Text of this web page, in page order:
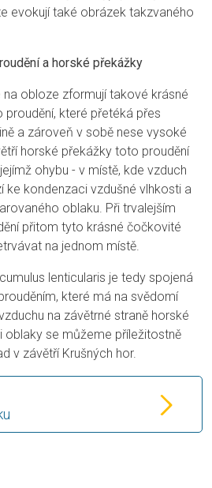
evokují také obrázek takzvaného
a horské překážky
na obloze zformují takové krásné
proudění, které přetéká přes
a zároveň v sobě nese vysoké
horské překážky toto proudění
ohybu - v místě, kde vzduch
ke kondenzaci vzdušné vlhkosti a
oblaku. Při trvalejším
přitom tyto krásné čočkovité
na jednom místě.
lenticularis je tedy spojená
které má na svědomí
na závětrné straně horské
oblaky se můžeme příležitostně
v závětří Krušných hor.